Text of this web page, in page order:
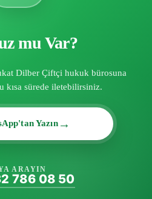
mu Var?
Dilber Çiftçi hukuk bürosuna
kısa sürede iletebilirsiniz.
Yazın
ARAYIN
786 08 50